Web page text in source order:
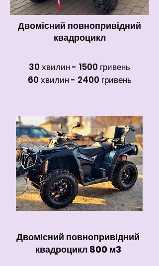
Двомісний повнопривідний
квадроцикл
30 хвилин - 1500 гривень
60 хвилин - 2400 гривень
Двомісний повнопривідний
квадроцикл 800 м3